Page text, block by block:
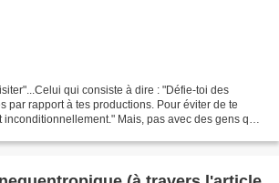
qui consiste à dire : "Défie-toi des
par rapport à tes productions. Pour éviter de te
inconditionnellement." Mais, pas avec des gens que